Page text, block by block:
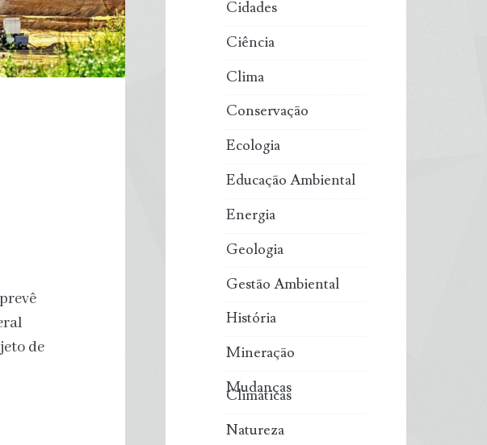
de
Cidades
Ciência
Clima
Conservação
Ecologia
Educação Ambiental
Energia
Geologia
Gestão Ambiental
História
Mineração
Mudanças
Climáticas
Natureza